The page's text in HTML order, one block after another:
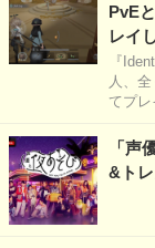
PvE
レイ
『
人、
てプレ
「声
&ト